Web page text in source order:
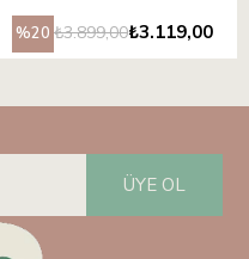
₺3.119,00
₺3.899,00
%20
ÜYE OL